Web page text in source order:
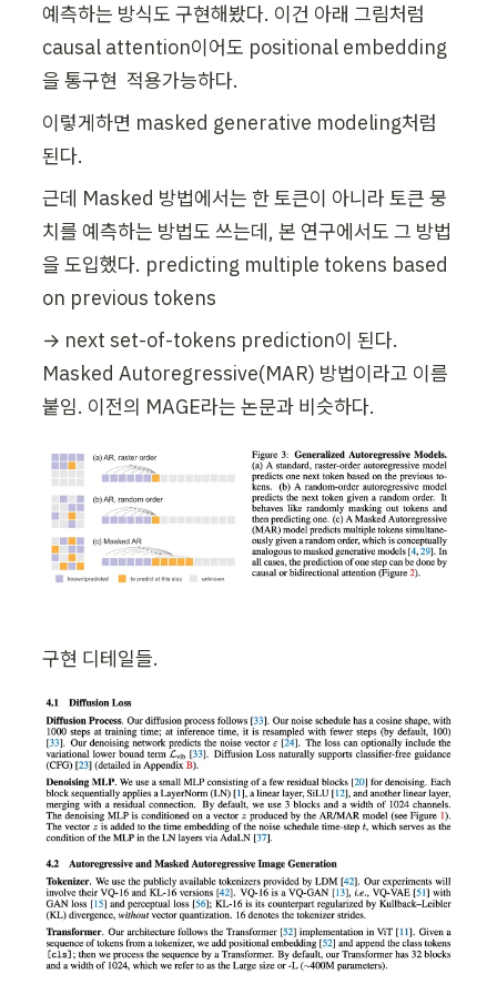
예측하는 방식도 구현해봤다. 이건 아래 그림처럼
causal attention이어도 positional embedding
을 통구현  적용가능하다.
이렇게하면 masked generative modeling처럼
된다.
근데 Masked 방법에서는 한 토큰이 아니라 토큰 뭉
치를 예측하는 방법도 쓰는데, 본 연구에서도 그 방법
을 도입했다. predicting multiple tokens based
on previous tokens
→ next set-of-tokens prediction이 된다.
Masked Autoregressive(MAR) 방법이라고 이름
붙임. 이전의 MAGE라는 논문과 비슷하다.
구현 디테일들.